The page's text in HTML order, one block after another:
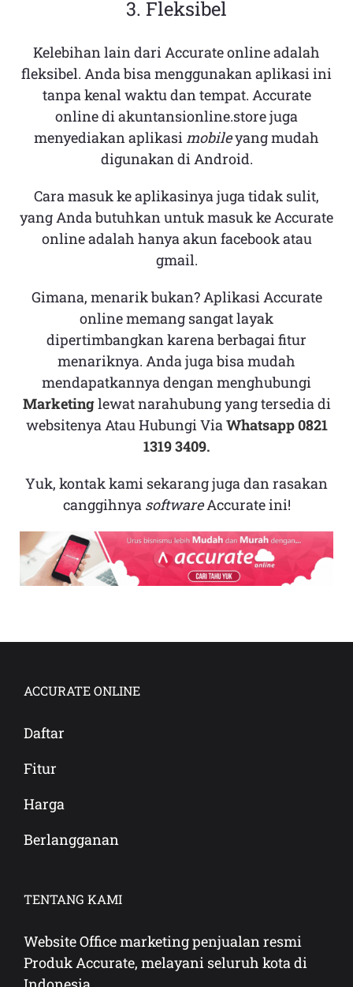
3. Fleksibel
Kelebihan lain dari Accurate online adalah
fleksibel. Anda bisa menggunakan aplikasi ini
tanpa kenal waktu dan tempat. Accurate
online di akuntansionline.store juga
menyediakan aplikasi mobileyang mudah
digunakan di Android.
Cara masuk ke aplikasinya juga tidak sulit,
yang Anda butuhkan untuk masuk ke Accurate
online adalah hanya akun facebook atau
gmail.
Gimana, menarik bukan? Aplikasi Accurate
online memang sangat layak
dipertimbangkan karena berbagai fitur
menariknya. Anda juga bisa mudah
mendapatkannya dengan menghubungi
Marketinglewat narahubung yang tersedia di
websitenya Atau Hubungi Via Whatsapp 0821
1319 3409.
Yuk, kontak kami sekarang juga dan rasakan
canggihnya softwareAccurate ini!
ACCURATE ONLINE
Daftar
Fitur
Harga
Berlangganan
TENTANG KAMI
Website Office marketing penjualan resmi
Produk Accurate, melayani seluruh kota di